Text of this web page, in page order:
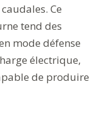
Ce
tend des
mode défense
électrique,
de produire